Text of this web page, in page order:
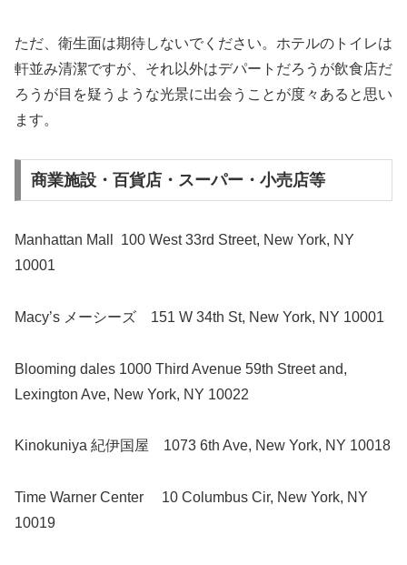
ただ、衛生面は期待しないでください。ホテルのトイレは
軒並み清潔ですが、それ以外はデパートだろうが飲食店だ
ろうが目を疑うような光景に出会うことが度々あると思い
ます。
商業施設・百貨店・スーパー・小売店等
Manhattan Mall
100 West 33rd Street, New York, NY
10001
Macy’s メーシーズ 151 W 34th St, New York, NY 10001
Blooming dales 1000 Third Avenue 59th Street and,
Lexington Ave, New York, NY 10022
Kinokuniya 紀伊国屋 1073 6th Ave, New York, NY 10018
Time Warner Center 10 Columbus Cir, New York, NY
10019